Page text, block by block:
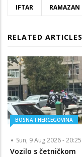
IFTAR RAMAZAN
RELATED ARTICLES
BOSNA I HERCEGOVINA
Sun, 9 Aug 2026 - 20:25
Vozilo s četničkom